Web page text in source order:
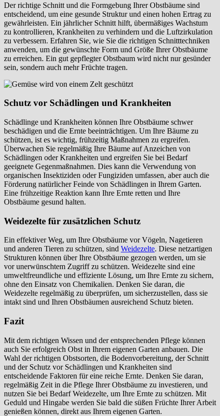
Der richtige Schnitt und die Formgebung Ihrer Obstbäume sind
entscheidend, um eine gesunde Struktur und einen hohen Ertrag zu
gewährleisten. Ein jährlicher Schnitt hilft, übermäßiges Wachstum
zu kontrollieren, Krankheiten zu verhindern und die Luftzirkulation
zu verbessern. Erfahren Sie, wie Sie die richtigen Schnitttechniken
anwenden, um die gewünschte Form und Größe Ihrer Obstbäume
zu erreichen. Ein gut gepflegter Obstbaum wird nicht nur gesünder
sein, sondern auch mehr Früchte tragen.
Schutz vor Schädlingen und Krankheiten
Schädlinge und Krankheiten können Ihre Obstbäume schwer
beschädigen und die Ernte beeinträchtigen. Um Ihre Bäume zu
schützen, ist es wichtig, frühzeitig Maßnahmen zu ergreifen.
Überwachen Sie regelmäßig Ihre Bäume auf Anzeichen von
Schädlingen oder Krankheiten und ergreifen Sie bei Bedarf
geeignete Gegenmaßnahmen. Dies kann die Verwendung von
organischen Insektiziden oder Fungiziden umfassen, aber auch die
Förderung natürlicher Feinde von Schädlingen in Ihrem Garten.
Eine frühzeitige Reaktion kann Ihre Ernte retten und Ihre
Obstbäume gesund halten.
Weidezelte für zusätzlichen Schutz
Ein effektiver Weg, um Ihre Obstbäume vor Vögeln, Nagetieren
und anderen Tieren zu schützen, sind Weidezelte. Diese netzartigen
Strukturen können über Ihre Obstbäume gezogen werden, um sie
vor unerwünschtem Zugriff zu schützen. Weidezelte sind eine
umweltfreundliche und effiziente Lösung, um Ihre Ernte zu sichern,
ohne den Einsatz von Chemikalien. Denken Sie daran, die
Weidezelte regelmäßig zu überprüfen, um sicherzustellen, dass sie
intakt sind und Ihren Obstbäumen ausreichend Schutz bieten.
Fazit
Mit dem richtigen Wissen und der entsprechenden Pflege können
auch Sie erfolgreich Obst in Ihrem eigenen Garten anbauen. Die
Wahl der richtigen Obstsorten, die Bodenvorbereitung, der Schnitt
und der Schutz vor Schädlingen und Krankheiten sind
entscheidende Faktoren für eine reiche Ernte. Denken Sie daran,
regelmäßig Zeit in die Pflege Ihrer Obstbäume zu investieren, und
nutzen Sie bei Bedarf Weidezelte, um Ihre Ernte zu schützen. Mit
Geduld und Hingabe werden Sie bald die süßen Früchte Ihrer Arbeit
genießen können, direkt aus Ihrem eigenen Garten.